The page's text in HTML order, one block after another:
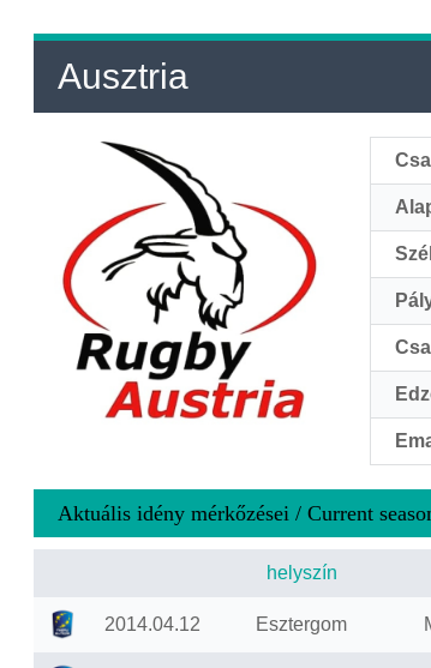
Ausztria
Aktuális idény mérkőzései / Current
helyszín
2014.04.12 Esztergom